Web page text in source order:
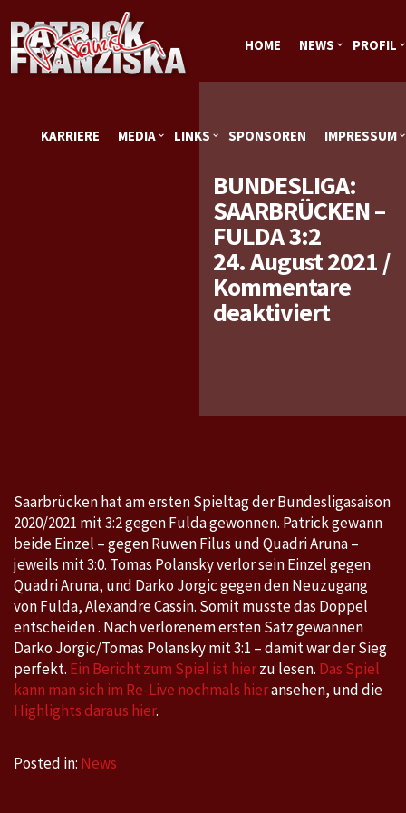
HOME NEWS PROFIL
KARRIERE MEDIA LINKS SPONSOREN IMPRESSUM
BUNDESLIGA:
SAARBRÜCKEN –
FULDA 3:2
24. August 2021/
Kommentare
deaktiviertfür
Fulda
Saarbrücken hat am ersten Spieltag der Bundesligasaison
2020/2021 mit 3:2 gegen Fulda gewonnen. Patrick gewann
beide Einzel – gegen Ruwen Filus und Quadri Aruna –
jeweils mit 3:0. Tomas Polansky verlor sein Einzel gegen
Quadri Aruna, und Darko Jorgic gegen den Neuzugang
von Fulda, Alexandre Cassin. Somit musste das Doppel
entscheiden . Nach verlorenem ersten Satz gewannen
Darko Jorgic/Tomas Polansky mit 3:1 – damit war der Sieg
perfekt. Ein Bericht zum Spiel ist hierzu lesen. Das Spiel
kann man sich im Re-Live nochmals hieransehen, und die
Highlights daraus hier.
Posted in: News